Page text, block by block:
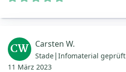
CW Carsten W.
Stade| Infomaterial geprüft
11 März 2023